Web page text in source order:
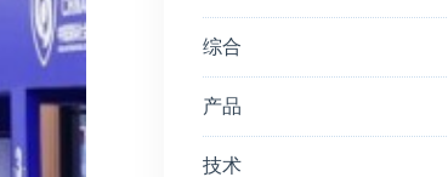
综合
产品
技术